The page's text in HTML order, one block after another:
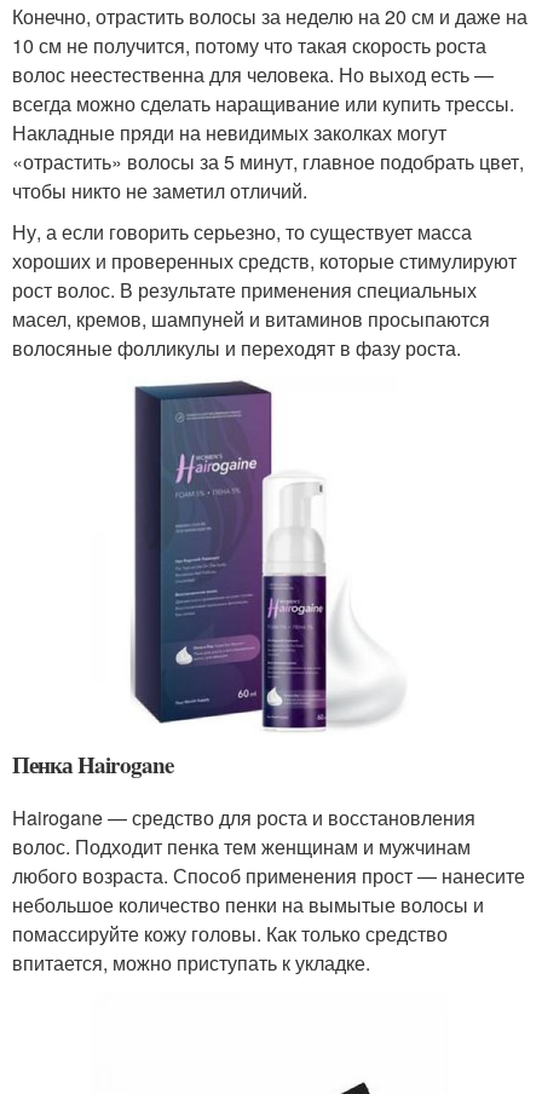
Конечно, отрастить волосы за неделю на 20 см и даже на
10 см не получится, потому что такая скорость роста
волос неестественна для человека. Но выход есть —
всегда можно сделать наращивание или купить трессы.
Накладные пряди на невидимых заколках могут
«отрастить» волосы за 5 минут, главное подобрать цвет,
чтобы никто не заметил отличий.
Ну, а если говорить серьезно, то существует масса
хороших и проверенных средств, которые стимулируют
рост волос. В результате применения специальных
масел, кремов, шампуней и витаминов просыпаются
волосяные фолликулы и переходят в фазу роста.
Пенка Hairogane
Hairogane — средство для роста и восстановления
волос. Подходит пенка тем женщинам и мужчинам
любого возраста. Способ применения прост — нанесите
небольшое количество пенки на вымытые волосы и
помассируйте кожу головы. Как только средство
впитается, можно приступать к укладке.